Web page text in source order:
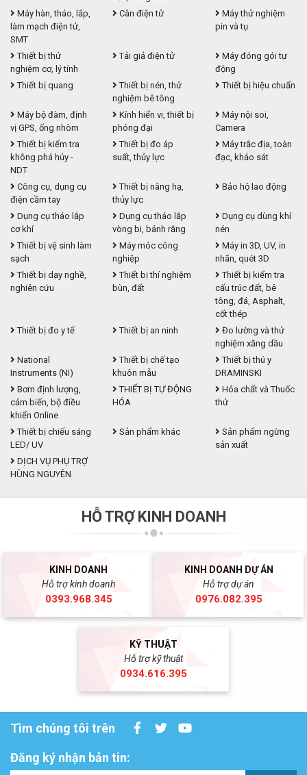
Máy hàn, tháo, lắp,
làm mạch điện tử,
SMT
Cân điện tử
Máy thử nghiệm
pin và tụ
Thiết bị thử
nghiệm cơ, lý tính
Tải giả điện tử
Máy đóng gói tự
động
Thiết bị quang
Thiết bị nén, thử
nghiệm bê tông
Thiết bị hiệu chuẩn
Máy bộ đàm, định
vị GPS, ống nhòm
Kính hiển vi, thiết bị
phóng đại
Máy nội soi,
Camera
Thiết bị kiểm tra
không phá hủy -
NDT
Thiết bị đo áp
suất, thủy lực
Máy trắc địa, toàn
đạc, khảo sát
Công cụ, dụng cụ
điện cầm tay
Thiết bị nâng hạ,
thủy lực
Bảo hộ lao động
Dụng cụ tháo lắp
cơ khí
Dụng cụ tháo lắp
vòng bi, bánh răng
Dụng cụ dùng khí
nén
Thiết bị vệ sinh làm
sạch
Máy móc công
nghiệp
Máy in 3D, UV, in
nhãn, quét 3D
Thiết bị dạy nghề,
nghiên cứu
Thiết bị thí nghiệm
bùn, đất
Thiết bị kiểm tra
cấu trúc đất, bê
tông, đá, Asphalt,
cốt thép
Thiết bị đo y tế
Thiết bị an ninh
Đo lường và thử
nghiệm xăng dầu
National
Instruments (NI)
Thiết bị chế tạo
khuôn mẫu
Thiết bị thú y
DRAMINSKI
Bơm định lượng,
cảm biến, bộ điều
khiển Online
THIẾT BỊ TỰ ĐỘNG
HÓA
Hóa chất và Thuốc
thử
Thiết bị chiếu sáng
LED/ UV
Sản phẩm khác
Sản phẩm ngừng
sản xuất
DỊCH VỤ PHỤ TRỢ
HÙNG NGUYÊN
HỖ TRỢ KINH DOANH
KINH DOANH
Hỗ trợ kinh doanh
0393.968.345
KINH DOANH DỰ ÁN
Hỗ trợ dự án
0976.082.395
KỸ THUẬT
Hỗ trợ kỹ thuật
0934.616.395
Tìm chúng tôi trên
Đăng ký nhận bản tin: